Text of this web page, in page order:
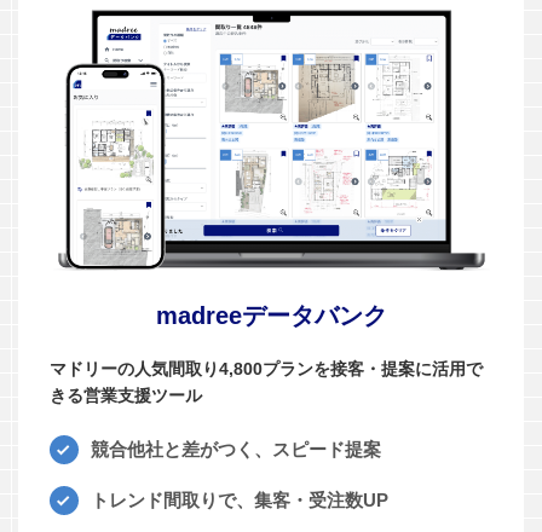
madreeデータバンク
マドリーの人気間取り4,800プランを接客・提案に活用で
きる営業支援ツール
競合他社と差がつく、スピード提案
トレンド間取りで、集客・受注数UP